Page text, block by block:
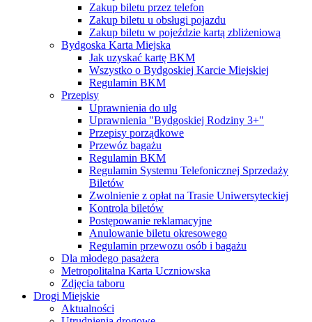
Zakup biletu przez telefon
Zakup biletu u obsługi pojazdu
Zakup biletu w pojeździe kartą zbliżeniową
Bydgoska Karta Miejska
Jak uzyskać kartę BKM
Wszystko o Bydgoskiej Karcie Miejskiej
Regulamin BKM
Przepisy
Uprawnienia do ulg
Uprawnienia "Bydgoskiej Rodziny 3+"
Przepisy porządkowe
Przewóz bagażu
Regulamin BKM
Regulamin Systemu Telefonicznej Sprzedaży
Biletów
Zwolnienie z opłat na Trasie Uniwersyteckiej
Kontrola biletów
Postępowanie reklamacyjne
Anulowanie biletu okresowego
Regulamin przewozu osób i bagażu
Dla młodego pasażera
Metropolitalna Karta Uczniowska
Zdjęcia taboru
Drogi Miejskie
Aktualności